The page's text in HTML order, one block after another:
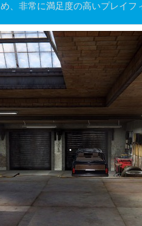
、非常に満足度の高いプレイフ